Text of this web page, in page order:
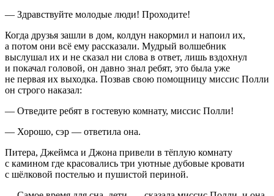
— Здравствуйте молодые люди! Проходите!
Когда друзья зашли в дом, колдун накормил и напоил их,
а потом они всё ему рассказали. Мудрый волшебник
выслушал их и не сказал ни слова в ответ, лишь вздохнул
и покачал головой, он давно знал ребят, это была уже
не первая их выходка. Позвав свою помощницу миссис Полли
он строго наказал:
— Отведите ребят в гостевую комнату, миссис Полли!
— Хорошо, сэр — ответила она.
Питера, Джеймса и Джона привели в тёплую комнату
с камином где красовались три уютные дубовые кровати
с шёлковой постелью и пушистой периной.